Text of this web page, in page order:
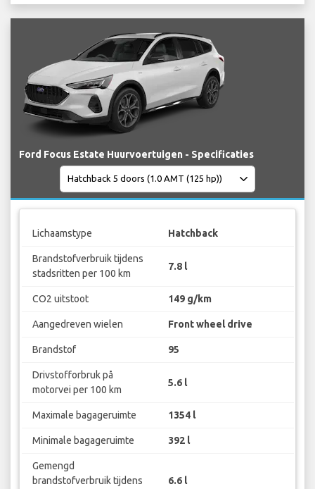
Ford Focus Estate Huurvoertuigen - Specificaties
Lichaamstype Hatchback
Brandstofverbruik tijdens
stadsritten per 100 km
7.8 l
CO2 uitstoot 149 g/km
Aangedreven wielen Front wheel drive
Brandstof 95
Drivstofforbruk på
motorvei per 100 km
5.6 l
Maximale bagageruimte 1354 l
Minimale bagageruimte 392 l
Gemengd
brandstofverbruik tijdens
6.6 l